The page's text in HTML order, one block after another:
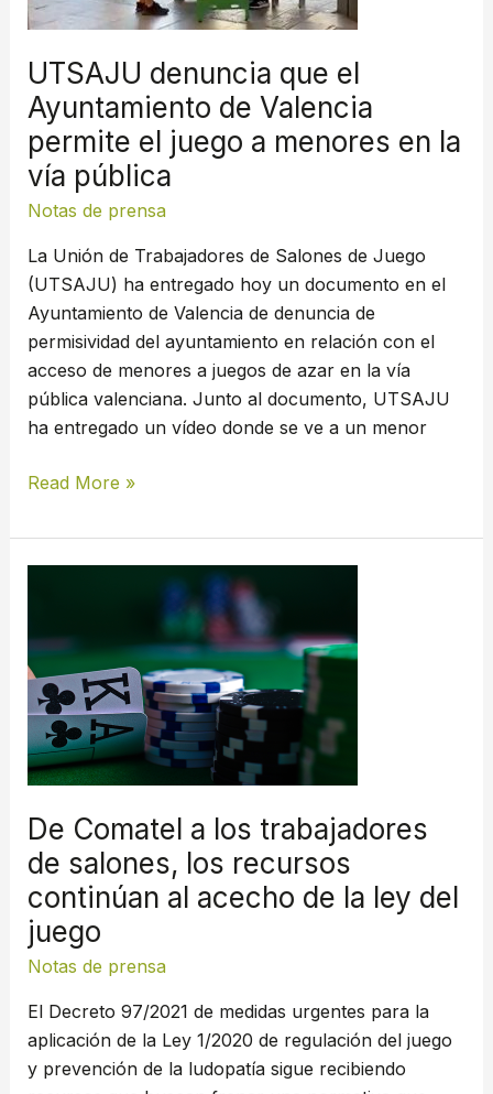
UTSAJU denuncia que el
Ayuntamiento de Valencia
permite el juego a menores en la
vía pública
Notas de prensa
La Unión de Trabajadores de Salones de Juego
(UTSAJU) ha entregado hoy un documento en el
Ayuntamiento de Valencia de denuncia de
permisividad del ayuntamiento en relación con el
acceso de menores a juegos de azar en la vía
pública valenciana. Junto al documento, UTSAJU
ha entregado un vídeo donde se ve a un menor
permite
juego
a
menores
en
vía
pública
Read More »
De Comatel a los trabajadores
de salones, los recursos
continúan al acecho de la ley del
juego
Notas de prensa
El Decreto 97/2021 de medidas urgentes para la
aplicación de la Ley 1/2020 de regulación del juego
y prevención de la ludopatía sigue recibiendo
a
los
trabajadores
de
salones,
los
continúan
al
acecho
de
la
ley
del
juego